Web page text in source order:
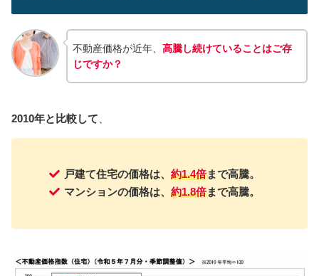
不動産価格が近年、 高騰し続けていることはご存
じですか？
2010年と比較して
戸建て住宅の価格は、 約1.4倍まで高騰。
マンションの価格は、 約1.8倍まで高騰。